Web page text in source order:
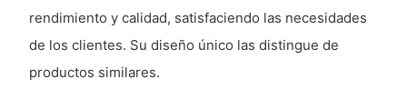
rendimiento y calidad, satisfaciendo las necesidades
de los clientes. Su diseño único las distingue de
productos similares.